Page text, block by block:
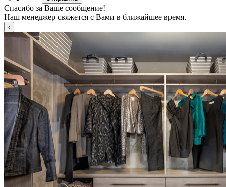
Спасибо за Ваше сообщение!
Наш менеджер свяжется с Вами в ближайшее время.